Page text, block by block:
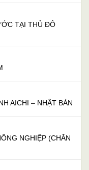
TẠI THỦ ĐÔ
AICHI – NHẬT BẢN
NGHIỆP (CHĂN